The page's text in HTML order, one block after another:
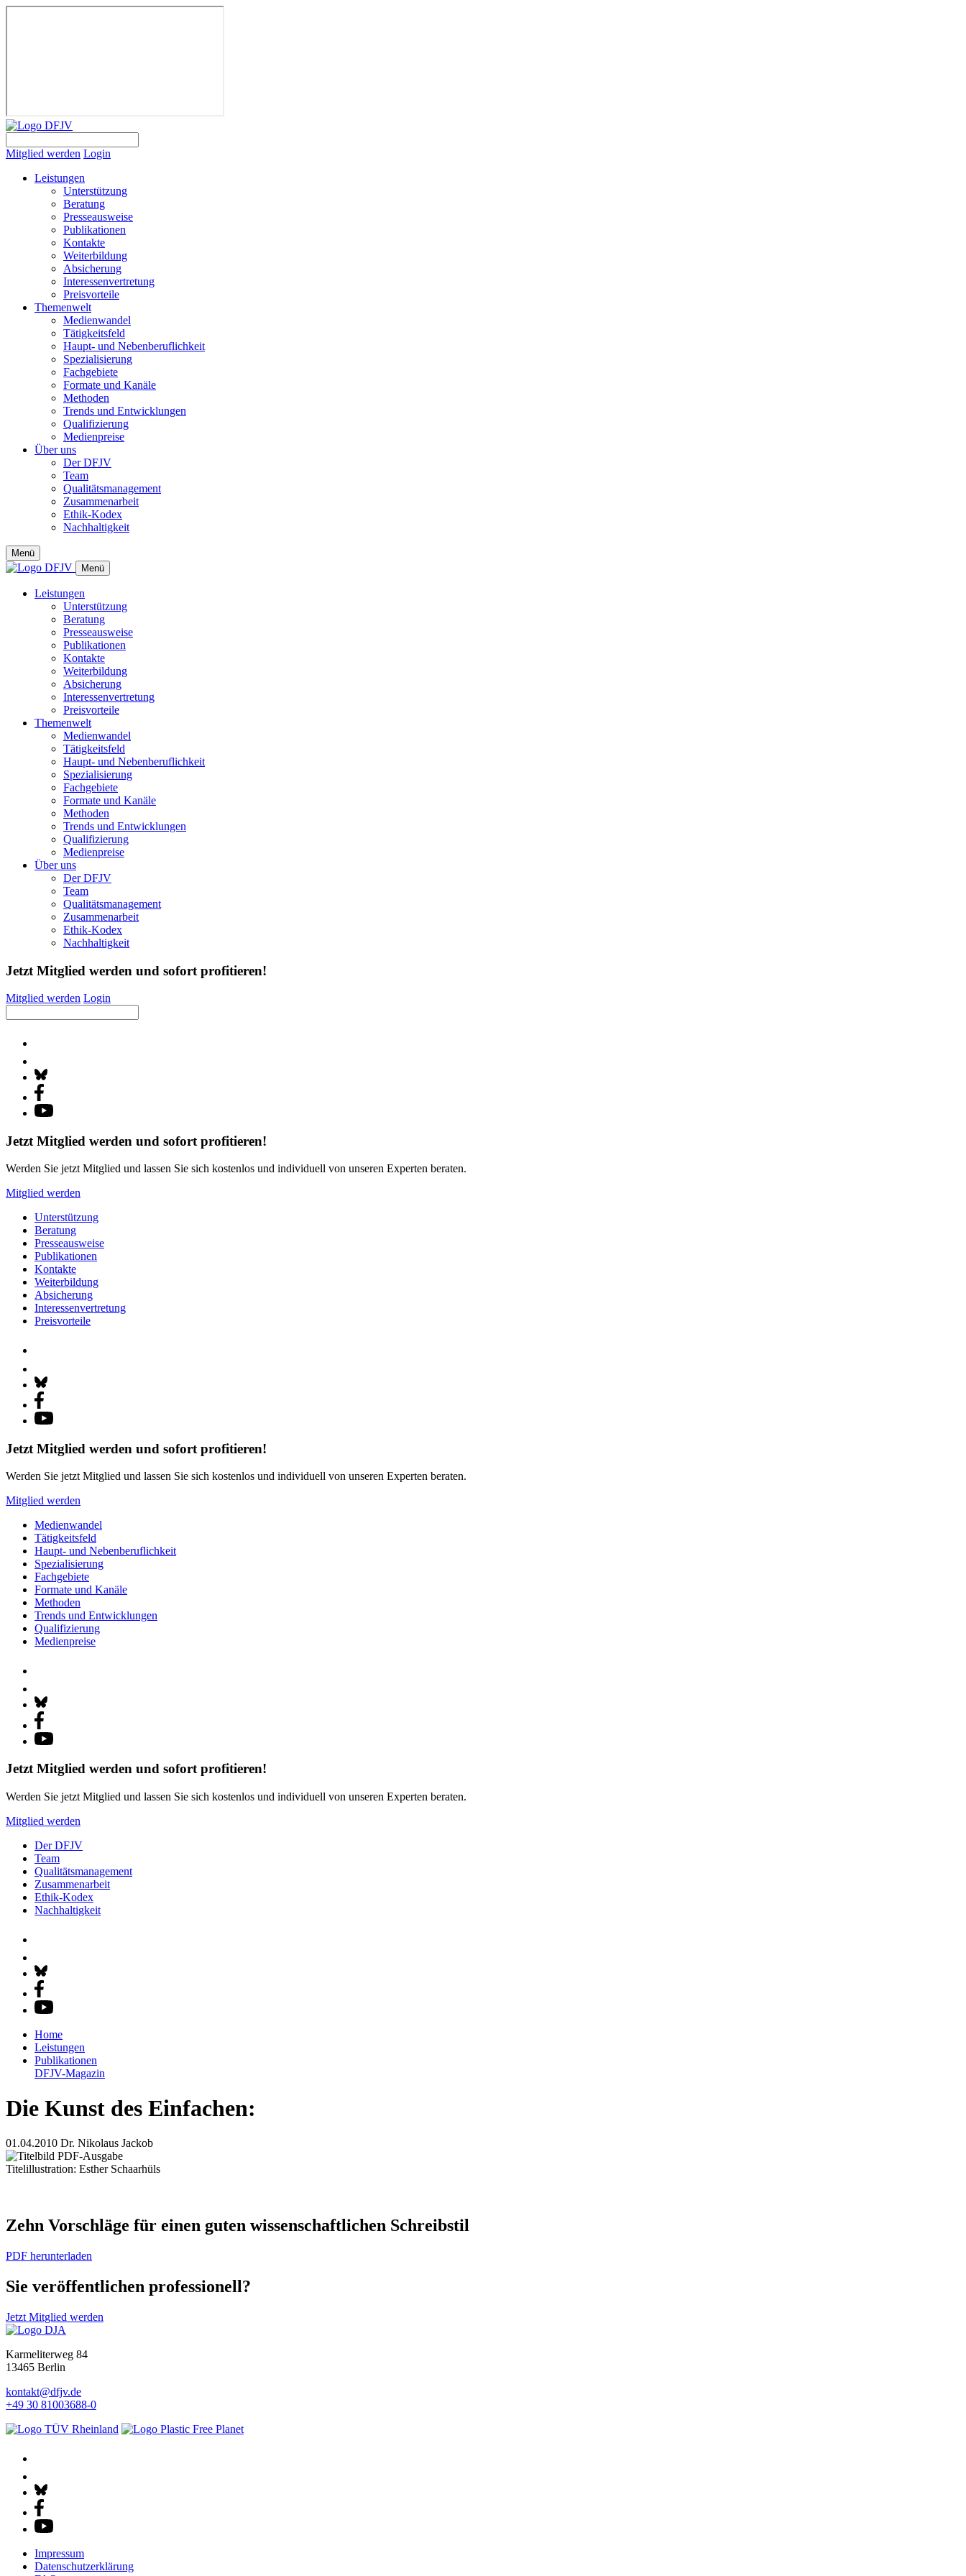
Mitglied werden Login
Leistungen
Unterstützung
Beratung
Presseausweise
Publikationen
Kontakte
Weiterbildung
Absicherung
Interessenvertretung
Preisvorteile
Themenwelt
Medienwandel
Tätigkeitsfeld
Haupt- und Nebenberuflichkeit
Spezialisierung
Fachgebiete
Formate und Kanäle
Methoden
Trends und Entwicklungen
Qualifizierung
Medienpreise
Über uns
Der DFJV
Team
Qualitätsmanagement
Zusammenarbeit
Ethik-Kodex
Nachhaltigkeit
Menü
Menü
Leistungen
Unterstützung
Beratung
Presseausweise
Publikationen
Kontakte
Weiterbildung
Absicherung
Interessenvertretung
Preisvorteile
Themenwelt
Medienwandel
Tätigkeitsfeld
Haupt- und Nebenberuflichkeit
Spezialisierung
Fachgebiete
Formate und Kanäle
Methoden
Trends und Entwicklungen
Qualifizierung
Medienpreise
Über uns
Der DFJV
Team
Qualitätsmanagement
Zusammenarbeit
Ethik-Kodex
Nachhaltigkeit
Jetzt Mitglied werden und sofort profitieren!
Mitglied werden Login
Jetzt Mitglied werden und sofort profitieren!
Werden Sie jetzt Mitglied und lassen Sie sich kostenlos und individuell von unseren Experten beraten.
Mitglied werden
Unterstützung
Beratung
Presseausweise
Publikationen
Kontakte
Weiterbildung
Absicherung
Interessenvertretung
Preisvorteile
Jetzt Mitglied werden und sofort profitieren!
Werden Sie jetzt Mitglied und lassen Sie sich kostenlos und individuell von unseren Experten beraten.
Mitglied werden
Medienwandel
Tätigkeitsfeld
Haupt- und Nebenberuflichkeit
Spezialisierung
Fachgebiete
Formate und Kanäle
Methoden
Trends und Entwicklungen
Qualifizierung
Medienpreise
Jetzt Mitglied werden und sofort profitieren!
Werden Sie jetzt Mitglied und lassen Sie sich kostenlos und individuell von unseren Experten beraten.
Mitglied werden
Der DFJV
Team
Qualitätsmanagement
Zusammenarbeit
Ethik-Kodex
Nachhaltigkeit
Home
Leistungen
Publikationen
DFJV-Magazin
Die Kunst des Einfachen:
01.04.2010 Dr. Nikolaus Jackob
Titelillustration: Esther Schaarhüls
Zehn Vorschläge für einen guten wissenschaftlichen Schreibstil
PDF herunterladen
Sie veröffentlichen professionell?
Jetzt Mitglied werden
Karmeliterweg 84
13465 Berlin
kontakt@dfjv.de
+49 30 81003688-0
Impressum
Datenschutz­erklärung